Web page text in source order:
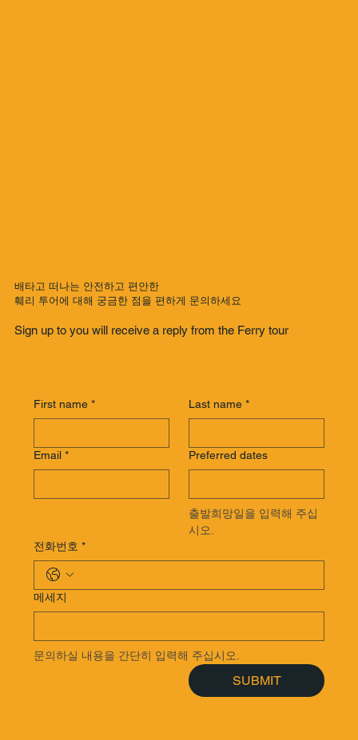
배타고 떠나는 안전하고 편안한
훼리 투어에 대해 궁금한 점을 편하게 문의하세요
Sign up to you will receive a reply from the Ferry tour
First name * Last name *
Email * Preferred dates
출발희망일을 입력해 주십
시오.
전화번호 *
메세지
문의하실 내용을 간단히 입력해 주십시오.
SUBMIT